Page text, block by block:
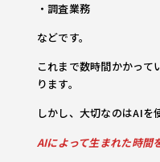
・調査業務
などです。
これまで数時間かかって
ります。
しかし、大切なのはAIを
AIによって生まれた時間を